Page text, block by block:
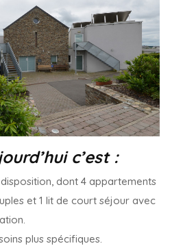
c’est :
dont 4 appartements
et 1 lit de court séjour avec
plus spécifiques.